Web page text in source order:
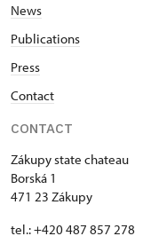
News
Publications
Press
Contact
CONTACT
Zákupy state chateau
Borská 1
471 23 Zákupy
tel.: +420 487 857 278